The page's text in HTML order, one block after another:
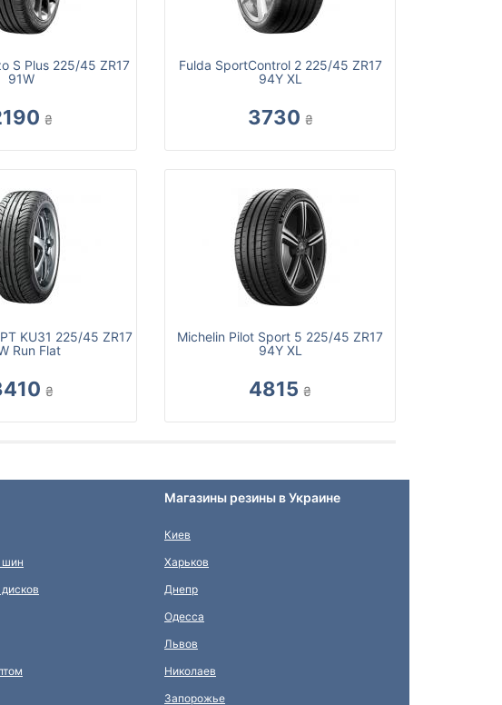
S Plus 225/45 ZR17
91W
₴
Fulda SportControl 2 225/45 ZR17
94Y XL
3730 ₴
KU31 225/45 ZR17
Run Flat
₴
Michelin Pilot Sport 5 225/45 ZR17
94Y XL
4815 ₴
шин
Магазины резины в Украине
Киев
Харьков
Днепр
Одесса
Львов
Николаев
Запорожье